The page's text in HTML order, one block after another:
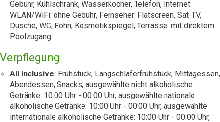
Gebühr, Kühlschrank, Wasserkocher, Telefon, Internet:
WLAN/WiFi: ohne Gebühr, Fernseher: Flatscreen, Sat-TV,
Dusche, WC, Föhn, Kosmetikspiegel, Terrasse: mit direktem
Poolzugang.
Verpflegung
All inclusive: Frühstück, Langschläferfrühstück, Mittagessen,
Abendessen, Snacks, ausgewählte nicht alkoholische
Getränke: 10:00 Uhr - 00:00 Uhr, ausgewählte nationale
alkoholische Getränke: 10:00 Uhr - 00:00 Uhr, ausgewählte
internationale alkoholische Getränke: 10:00 Uhr - 00:00 Uhr,